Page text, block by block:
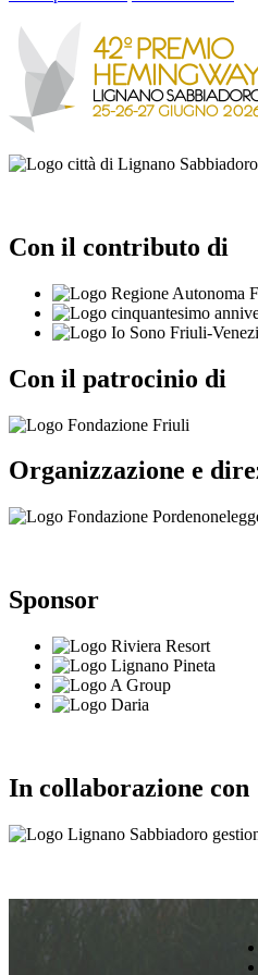
Con il contributo di
Con il patrocinio di
Organizzazione e
Sponsor
In collaborazione con